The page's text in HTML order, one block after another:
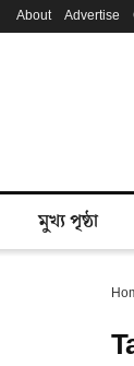
About Advertise
মুখ্য পৃষ্ঠা